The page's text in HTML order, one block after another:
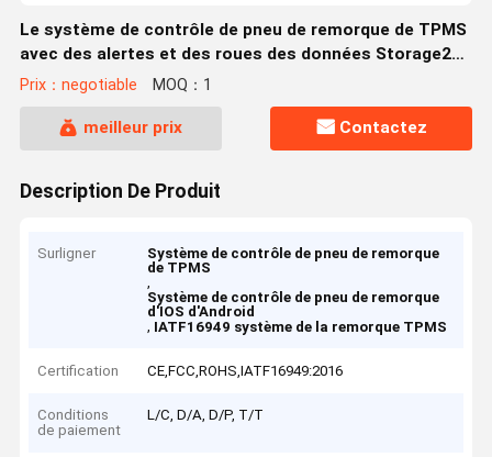
Le système de contrôle de pneu de remorque de TPMS
avec des alertes et des roues des données Storage26
de nuage a empaqueté des capteurs, répétiteurs, les
Prix：negotiable MOQ：1
meilleur prix Contactez
Description De Produit
Surligner
Système de contrôle de pneu de remorque
de TPMS
,
Système de contrôle de pneu de remorque
d'IOS d'Android
, IATF16949 système de la remorque TPMS
Certification CE,FCC,ROHS,IATF16949:2016
Conditions
de paiement
L/C, D/A, D/P, T/T